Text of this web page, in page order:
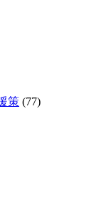
策 (77)